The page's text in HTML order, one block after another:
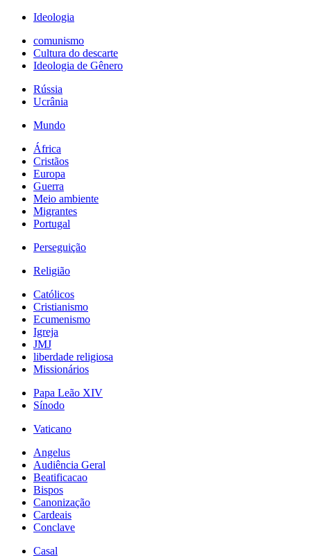
Ideologia
comunismo
Cultura do descarte
Ideologia de Gênero
Rússia
Ucrânia
Mundo
África
Cristãos
Europa
Guerra
Meio ambiente
Migrantes
Portugal
Perseguição
Religião
Católicos
Cristianismo
Ecumenismo
Igreja
JMJ
liberdade religiosa
Missionários
Papa Leão XIV
Sínodo
Vaticano
Angelus
Audiência Geral
Beatificacao
Bispos
Canonização
Cardeais
Conclave
Casal